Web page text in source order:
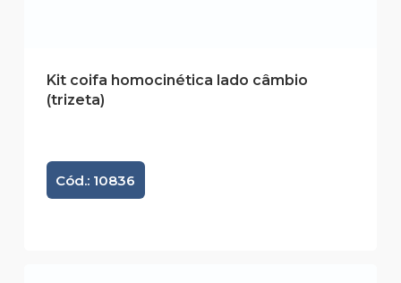
Kit coifa homocinética lado câmbio
(trizeta)
Cód.: 10836